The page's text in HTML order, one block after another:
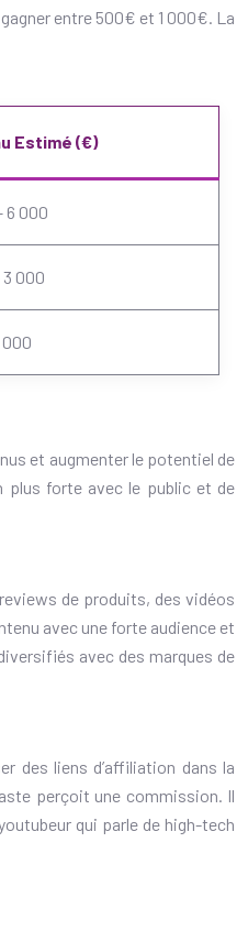
entre 500€ et 1 000€. La
Estimé (€)
6 000
3 000
000
et augmenter le potentiel de
plus forte avec le public et de
de produits, des vidéos
avec une forte audience et
avec des marques de
des liens d’affiliation dans la
perçoit une commission. Il
qui parle de high-tech